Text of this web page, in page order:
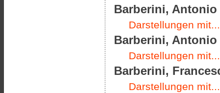
Barberini, Antonio
Darstellungen mit...
Barberini, Antonio
Darstellungen mit...
Barberini,
Darstellungen mit...